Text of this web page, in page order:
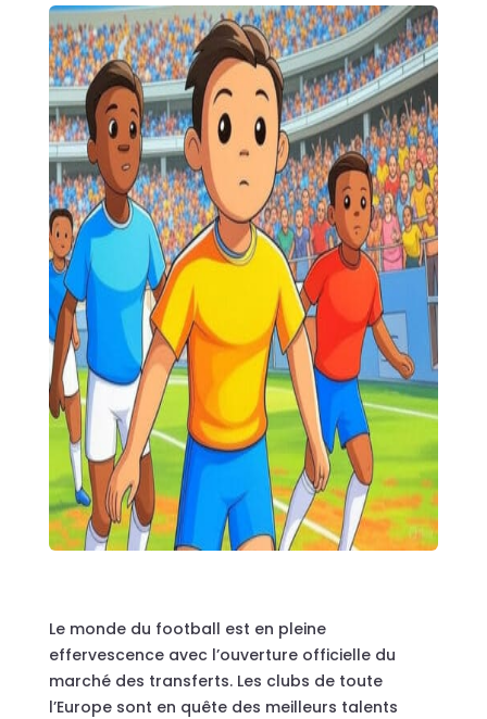
Le monde du football est en pleine
effervescence avec l’ouverture officielle du
marché des transferts. Les clubs de toute
l’Europe sont en quête des meilleurs talents